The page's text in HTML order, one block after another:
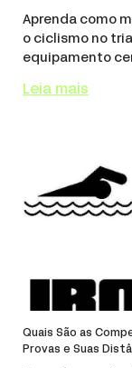
Aprenda como
o ciclismo no
equipamento
Leia mais
Quais São as
Provas e Suas